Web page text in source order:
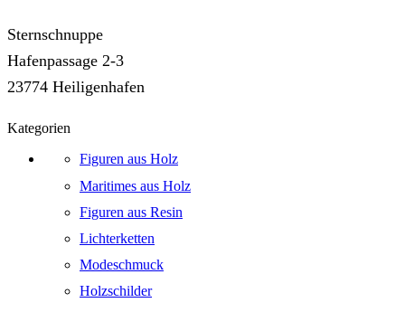
Sternschnuppe
Hafenpassage 2-3
23774 Heiligenhafen
Kategorien
Figuren aus Holz
Maritimes aus Holz
Figuren aus Resin
Lichterketten
Modeschmuck
Holzschilder